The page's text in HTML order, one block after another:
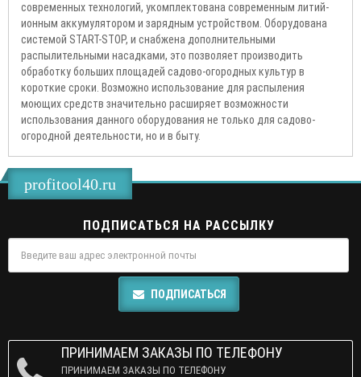
современных технологий, укомплектована современным литий-
ионным аккумулятором и зарядным устройством. Оборудована
системой START-STOP, и снабжена дополнительными
распылительными насадками, это позволяет производить
обработку больших площадей садово-огородных культур в
короткие сроки. Возможно использование для распыления
моющих средств значительно расширяет возможности
использования данного оборудования не только для садово-
огородной деятельности, но и в быту.
profitool40.ru
ПОДПИСАТЬСЯ НА РАССЫЛКУ
ПОДПИСАТЬСЯ
ПРИНИМАЕМ ЗАКАЗЫ ПО ТЕЛЕФОНУ
ПРИНИМАЕМ ЗАКАЗЫ ПО ТЕЛЕФОНУ